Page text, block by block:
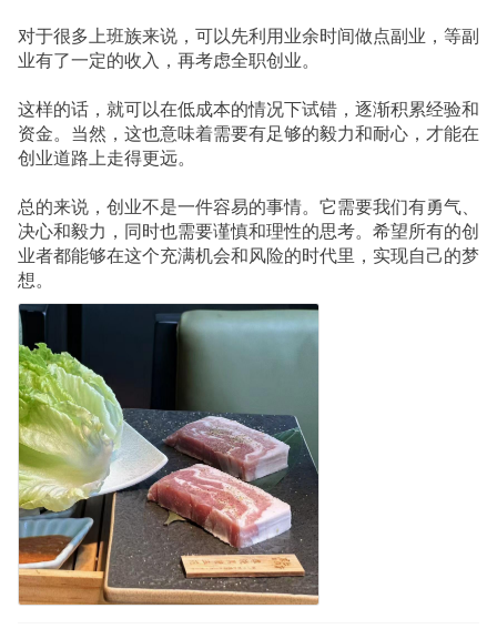
对于很多上班族来说，可以先利用业余时间做点副业，等副
业有了一定的收入，再考虑全职创业。
这样的话，就可以在低成本的情况下试错，逐渐积累经验和
资金。当然，这也意味着需要有足够的毅力和耐心，才能在
创业道路上走得更远。
总的来说，创业不是一件容易的事情。它需要我们有勇气、
决心和毅力，同时也需要谨慎和理性的思考。希望所有的创
业者都能够在这个充满机会和风险的时代里，实现自己的梦
想。